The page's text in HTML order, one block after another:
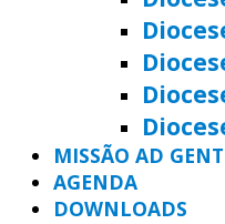
MISSÃO AD
AGENDA
DOWNLOADS